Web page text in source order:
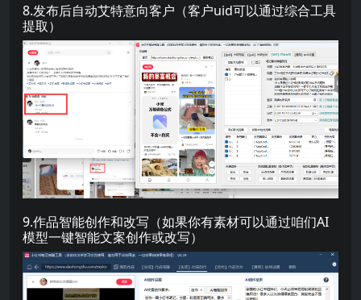
8.发布后自动艾特意向客户（客户uid可以通过综合工具
提取）
9.作品智能创作和改写（如果你有素材可以通过咱们AI
模型一键智能文案创作或改写）